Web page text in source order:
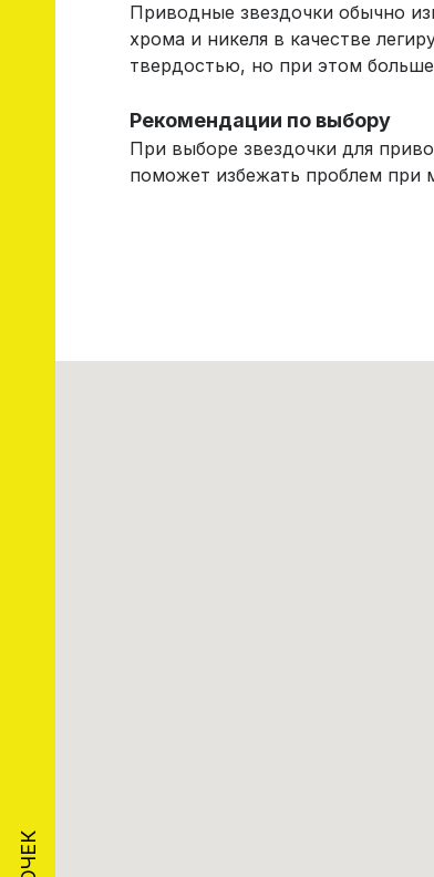
Приводные звездочки обычно
хрома и никеля в качестве
твердостью, но при этом
Рекомендации по выбору
При выборе звездочки для
поможет избежать проблем при